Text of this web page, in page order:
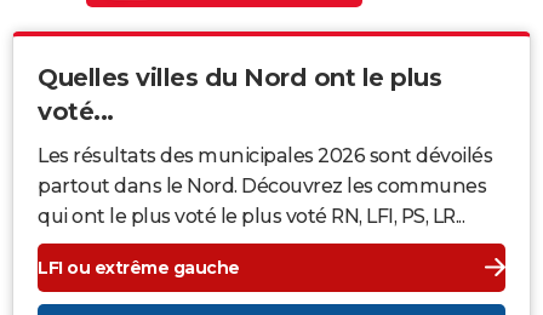
Quelles villes du Nord ont le plus
voté...
Les résultats des municipales 2026 sont dévoilés
partout dans le Nord. Découvrez les communes
qui ont le plus voté le plus voté RN, LFI, PS, LR...
LFI ou extrême gauche